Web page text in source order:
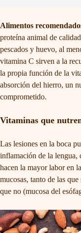
Alimentos
proteína animal de
pescados y huevo, al
vitamina C sirven a la
la propia función de la
absorción del hierro, un
comprometido.
Vitaminas que
Las lesiones en la boca
inflamación de la
hacen la mayor labor en
mucosas, tanto de las
que no (mucosa del